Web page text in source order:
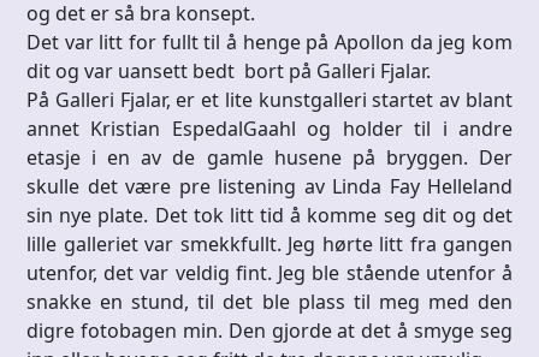
og det er så bra konsept.
Det var litt for fullt til å henge på Apollon da jeg kom
dit og var uansett bedt bort på Galleri Fjalar.
På Galleri Fjalar, er et lite kunstgalleri startet av blant
annet Kristian EspedalGaahl og holder til i andre
etasje i en av de gamle husene på bryggen. Der
skulle det være pre listening av Linda Fay Helleland
sin nye plate. Det tok litt tid å komme seg dit og det
lille galleriet var smekkfullt. Jeg hørte litt fra gangen
utenfor, det var veldig fint. Jeg ble stående utenfor å
snakke en stund, til det ble plass til meg med den
digre fotobagen min. Den gjorde at det å smyge seg